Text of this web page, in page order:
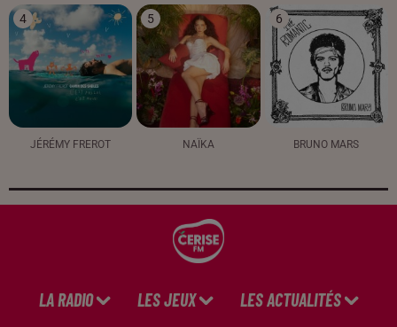
4
JÉRÉMY FREROT
5
NAÏKA
6
BRUNO MARS
LA RADIO LES JEUX LES ACTUALITÉS